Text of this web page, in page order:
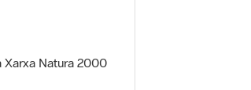
Xarxa Natura 2000